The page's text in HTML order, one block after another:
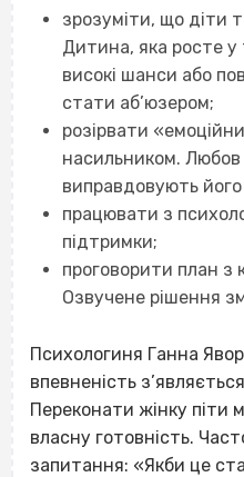
зрозуміти, що діти
Дитина, яка росте у
високі шанси або
стати аб’юзером;
розірвати
насильником. Любов
виправдовують його
працювати з
підтримки;
проговорити план з
Озвучене рішення
Психологиня Ганна
впевненість
Переконати жінку піти
власну готовність.
запитання: «Якби це